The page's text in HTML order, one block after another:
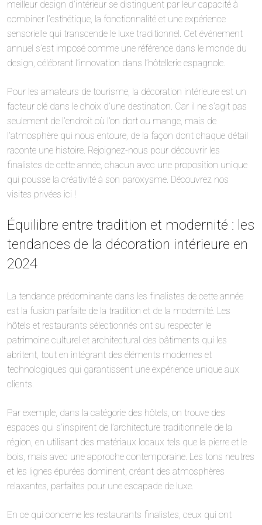
meilleur design d’intérieur se distinguent par leur capacité à
combiner l’esthétique, la fonctionnalité et une expérience
sensorielle qui transcende le luxe traditionnel. Cet événement
annuel s’est imposé comme une référence dans le monde du
design, célébrant l’innovation dans l’hôtellerie espagnole.
Pour les amateurs de tourisme, la décoration intérieure est un
facteur clé dans le choix d’une destination. Car il ne s’agit pas
seulement de l’endroit où l’on dort ou mange, mais de
l’atmosphère qui nous entoure, de la façon dont chaque détail
raconte une histoire. Rejoignez-nous pour découvrir les
finalistes de cette année, chacun avec une proposition unique
qui pousse la créativité à son paroxysme. Découvrez nos
visites privées ici !
Équilibre entre tradition et modernité : les
tendances de la décoration intérieure en
2024
La tendance prédominante dans les finalistes de cette année
est la fusion parfaite de la tradition et de la modernité. Les
hôtels et restaurants sélectionnés ont su respecter le
patrimoine culturel et architectural des bâtiments qui les
abritent, tout en intégrant des éléments modernes et
technologiques qui garantissent une expérience unique aux
clients.
Par exemple, dans la catégorie des hôtels, on trouve des
espaces qui s’inspirent de l’architecture traditionnelle de la
région, en utilisant des matériaux locaux tels que la pierre et le
bois, mais avec une approche contemporaine. Les tons neutres
et les lignes épurées dominent, créant des atmosphères
relaxantes, parfaites pour une escapade de luxe.
En ce qui concerne les restaurants finalistes, ceux qui ont